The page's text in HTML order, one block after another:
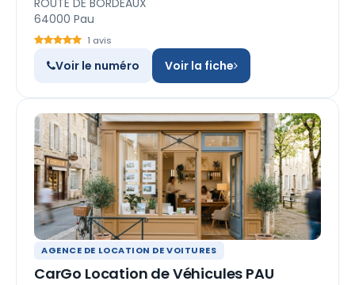
ROUTE DE BORDEAUX
64000 Pau
1 avis
Voir le numéro Voir la fiche
AGENCE DE LOCATION DE VOITURES
CarGo Location de Véhicules PAU